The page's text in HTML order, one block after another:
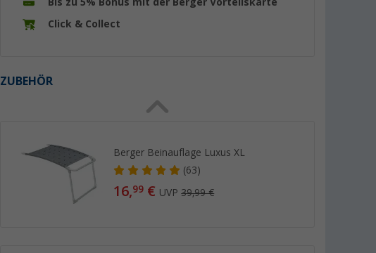
Click & Collect
ZUBEHÖR
Berger Beinauflage Luxus XL
(63)
16,99 € UVP39,99 €